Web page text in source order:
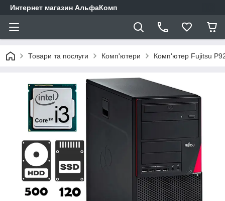
Интернет магазин АльфаКомп
Товари та послуги Комп'ютери Комп'ютер Fujitsu